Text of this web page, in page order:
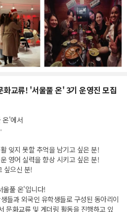
교류! '서울풀 온' 3기 운영진 모집
온'에서
잊지 못할 추억을 남기고 싶은 분!
영어 실력을 향상 시키고 싶은 분!
싶으신 분!
울풀 온'입니다!
들과 외국인 유학생들로 구성된 동아리이
문화교류 및 게더링 활동을 진행하고 있